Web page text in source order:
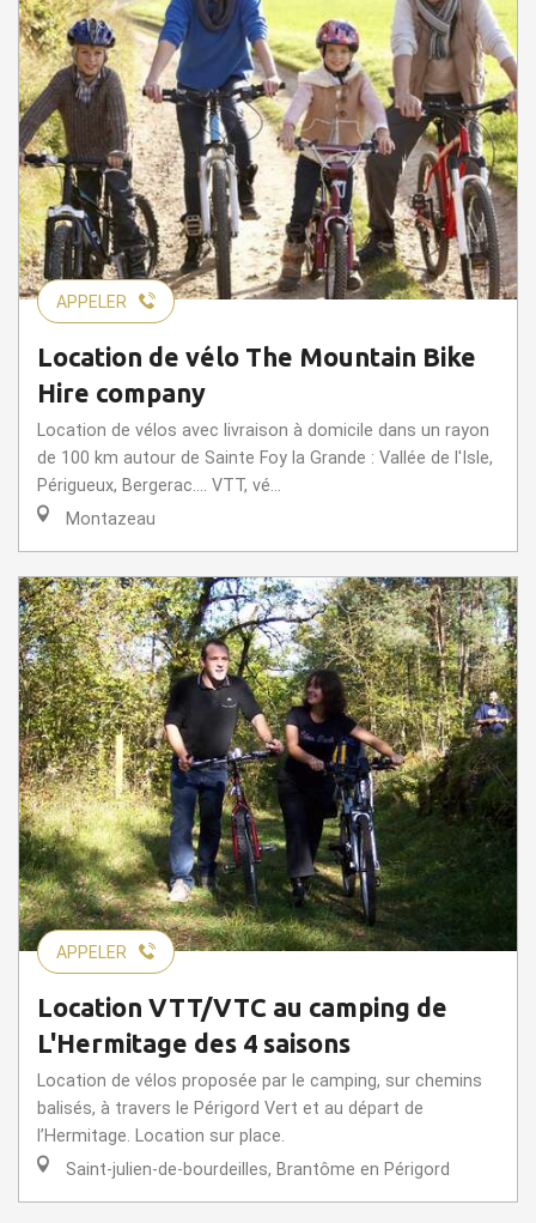
APPELER
Location de vélo The Mountain Bike
Hire company
Location de vélos avec livraison à domicile dans un rayon
de 100 km autour de Sainte Foy la Grande : Vallée de l'Isle,
Périgueux, Bergerac.... VTT, vé...
Montazeau
APPELER
Location VTT/VTC au camping de
L'Hermitage des 4 saisons
Location de vélos proposée par le camping, sur chemins
balisés, à travers le Périgord Vert et au départ de
l’Hermitage. Location sur place.
Saint-julien-de-bourdeilles, Brantôme en Périgord